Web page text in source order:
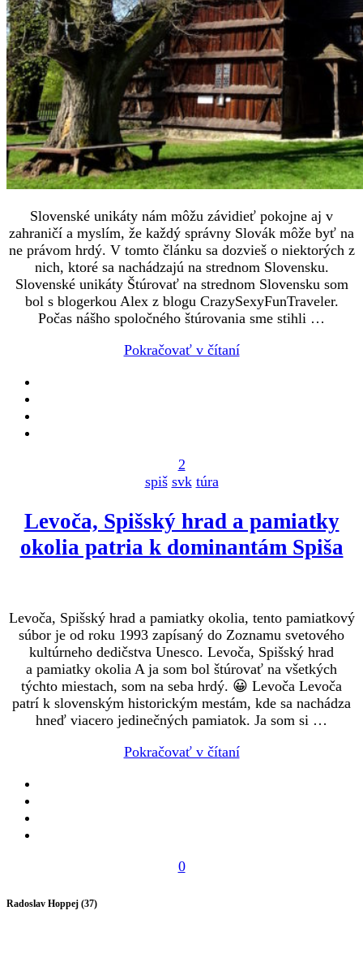
Slovenské unikáty nám môžu závidieť pokojne aj v
zahraničí a myslím, že každý správny Slovák môže byť na
ne právom hrdý. V tomto článku sa dozvieš o niektorých z
nich, ktoré sa nachádzajú na strednom Slovensku.
Slovenské unikáty Štúrovať na strednom Slovensku som
bol s blogerkou Alex z blogu CrazySexyFunTraveler.
Počas nášho spoločného štúrovania sme stihli …
Pokračovať v čítaní
2
spiš svk túra
Levoča, Spišský hrad a pamiatky
okolia patria k dominantám Spiša
Levoča, Spišský hrad a pamiatky okolia, tento pamiatkový
súbor je od roku 1993 zapísaný do Zoznamu svetového
kultúrneho dedičstva Unesco. Levoča, Spišský hrad
a pamiatky okolia A ja som bol štúrovať na všetkých
týchto miestach, som na seba hrdý. 😀 Levoča Levoča
patrí k slovenským historickým mestám, kde sa nachádza
hneď viacero jedinečných pamiatok. Ja som si …
Pokračovať v čítaní
0
Radoslav Hoppej (37)